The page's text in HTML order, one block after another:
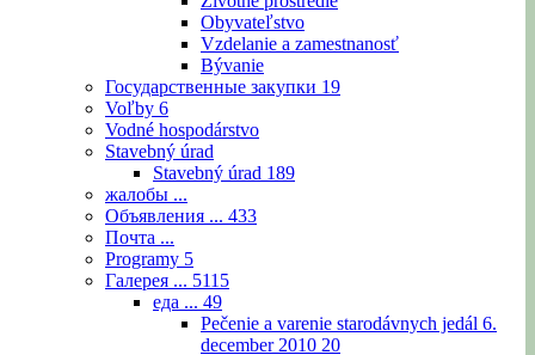
Obyvateľstvo
Vzdelanie a zamestnanosť
Bývanie
Государственные закупки 19
Voľby 6
Vodné hospodárstvo
Stavebný úrad
Stavebný úrad 189
жалобы ...
Объявления ... 433
Почта ...
Programy 5
Галерея ... 5115
еда ... 49
Pečenie a varenie starodávnych jedál 6.
december 2010 20